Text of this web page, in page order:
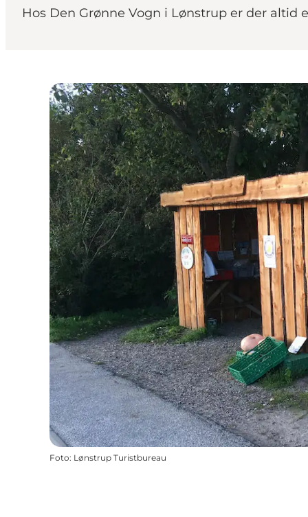
Hos Den Grønne Vogn i Lønstrup er der altid
Foto: Lønstrup Turistbureau